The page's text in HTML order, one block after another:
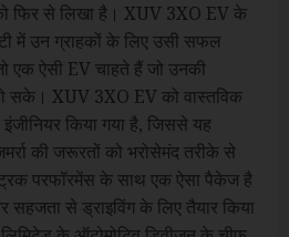
फिर से लिखा है। XUV 3XO EV के
में उन ग्राहकों के लिए उसी सफल
एक ऐसी EV चाहते हैं जो उनकी
सके। XUV 3XO EV को वास्तविक
किया गया है, जिससे यह
की जरूरतों को भरोसेमंद तरीके से
परफॉरमेंस के साथ एक ऐसा पैकेज है
से ड्राइविंग के लिए तैयार किया